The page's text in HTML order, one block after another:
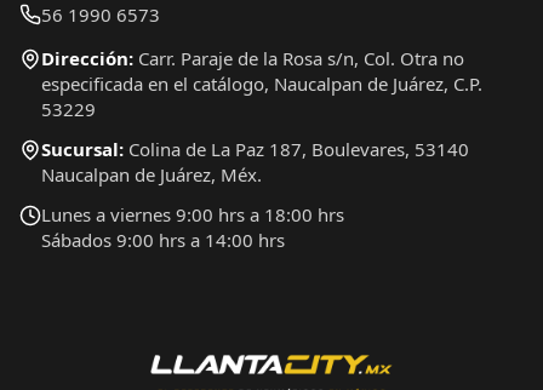
56 1990 6573
Dirección: Carr. Paraje de la Rosa s/n, Col. Otra no
especificada en el catálogo, Naucalpan de Juárez, C.P.
53229
Sucursal: Colina de La Paz 187, Boulevares, 53140
Naucalpan de Juárez, Méx.
Lunes a viernes 9:00 hrs a 18:00 hrs
Sábados 9:00 hrs a 14:00 hrs